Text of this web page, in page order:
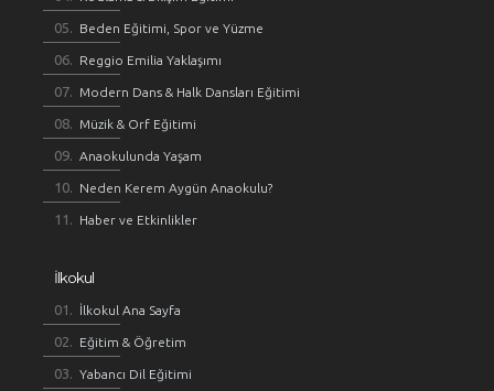
Beden Eğitimi, Spor ve Yüzme
Reggio Emilia Yaklaşımı
Modern Dans & Halk Dansları Eğitimi
Müzik & Orf Eğitimi
Anaokulunda Yaşam
Neden Kerem Aygün Anaokulu?
Haber ve Etkinlikler
İlkokul
İlkokul Ana Sayfa
Eğitim & Öğretim
Yabancı Dil Eğitimi